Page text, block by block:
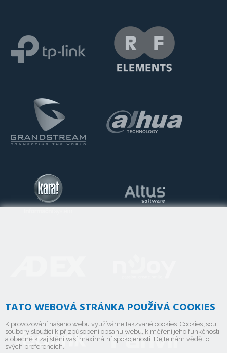
TATO WEBOVÁ STRÁNKA POUŽÍVÁ COOKIES
K provozování našeho webu využíváme takzvané cookies. Cookies jsou
soubory sloužící k přizpůsobení obsahu webu, k měření jeho funkčnosti
a obecně k zajištění vaší maximální spokojenosti. Dejte nám vědět o
svých preferencích.